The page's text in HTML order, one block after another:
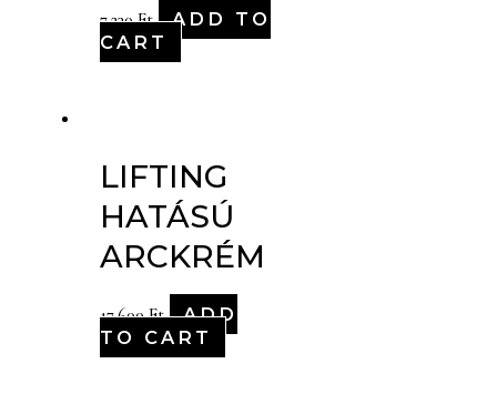
7,230Ft
ADD TO
CART
LIFTING
HATÁSÚ
ARCKRÉM
17,600Ft
ADD
TO CART